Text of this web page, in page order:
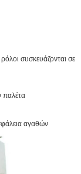
συσκευάζονται σε
παλέτα
αγαθών